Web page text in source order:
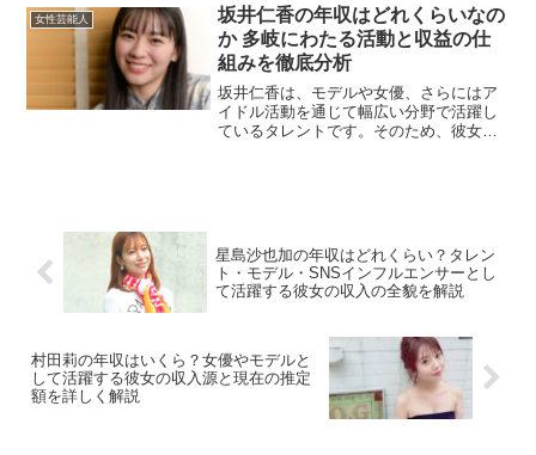
れ、テレビ出演の幅も広がっています。
今回は、山口もえの年収に...
女性芸能人
坂井仁香の年収はどれくらいなの
か 多岐にわたる活動と収益の仕
組みを徹底分析
坂井仁香は、モデルや女優、さらにはア
イドル活動を通じて幅広い分野で活躍し
ているタレントです。そのため、彼女の
星島沙也加の年収はどれくらい？タレン
ト・モデル・SNSインフルエンサーとし
て活躍する彼女の収入の全貌を解説
村田莉の年収はいくら？女優やモデルと
して活躍する彼女の収入源と現在の推定
額を詳しく解説